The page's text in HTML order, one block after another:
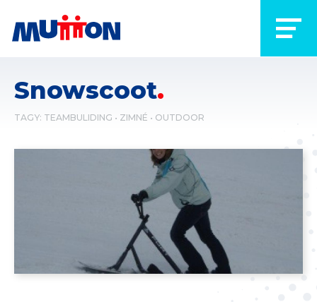
Snowscoot
TAGY: TEAMBULIDING ZIMNÉ OUTDOOR